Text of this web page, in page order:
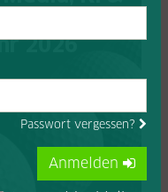
to know –
2026
Passwort vergessen?
Anmelden